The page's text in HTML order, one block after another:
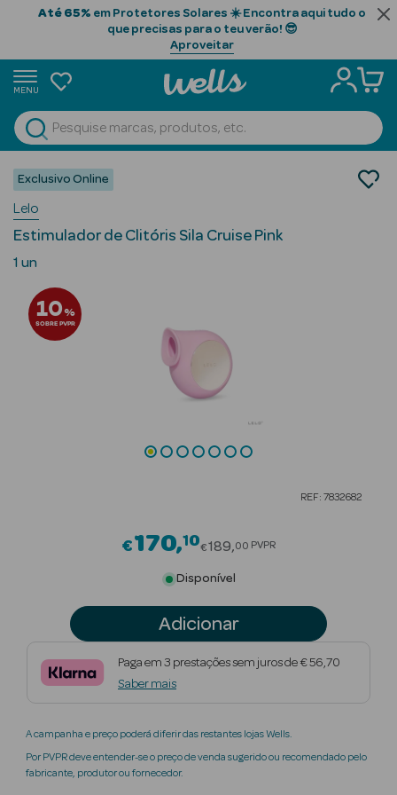
Até 65% em Protetores Solares ☀️ Encontra aqui tudo o
que precisas para o teu verão! 😎
Aproveitar
MENU
Ver Tudo
Beauty Season
Cabelo
Beauty Season
Cosmética
Beauty Season
Nutricosmética
Perfumes
Beauty Season
Saúde
Brinquedos Sexuais
Exclusivo Online
Lelo
Estimulador de Clitóris Sila Cruise Pink
1 un
10%
SOBRE PVPR
REF: 7832682
€170 10Price reduced from
€189 00 PVPR
Disponível
Adicionar
Paga em 3 prestações sem juros de € 56,70
Saber mais
A campanha e preço poderá diferir das restantes lojas Wells.
Por PVPR deve entender-se o preço de venda sugerido ou recomendado pelo
fabricante, produtor ou fornecedor.